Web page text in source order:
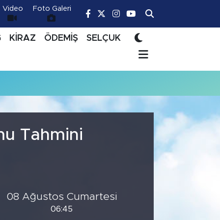
Video Foto Galeri
KİRAZ ÖDEMİŞ SELÇUK
Tahmini
08 Ağustos Cumartesi
06:45